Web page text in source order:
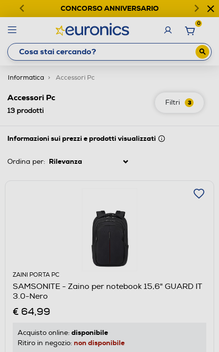
CONCORSO ANNIVERSARIO
0
Informatica Accessori Pc
Filtri 3
Accessori Pc
13prodotti
Informazioni sui prezzi e prodotti visualizzati
Ordina per:
ZAINI PORTA PC
SAMSONITE - Zaino per notebook 15,6" GUARD IT
3.0-Nero
€ 64,99
Acquisto online: disponibile
Ritiro in negozio: non disponibile